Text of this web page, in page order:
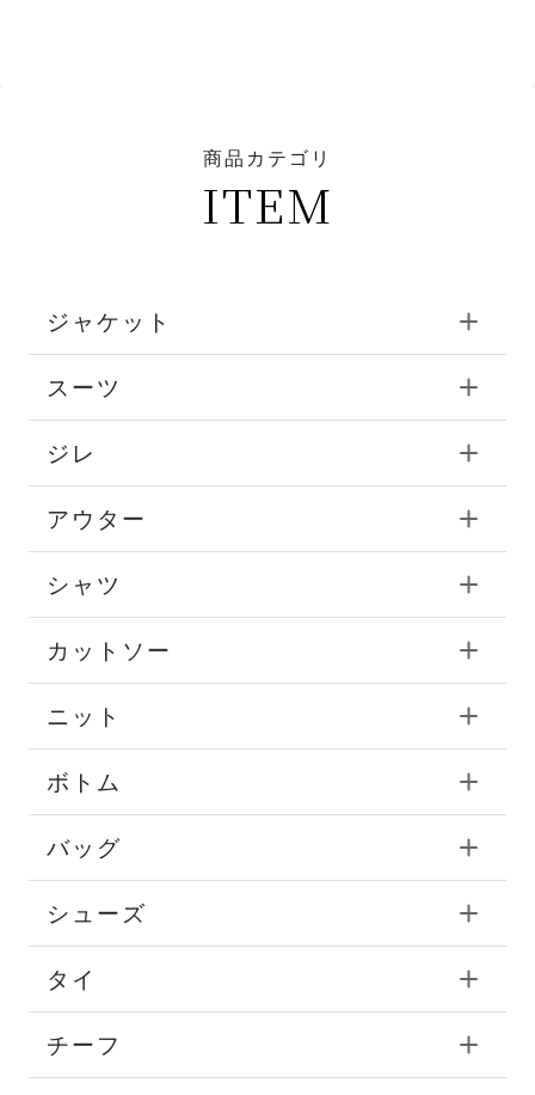
商品カテゴリ
ITEM
ジャケット
スーツ
ジレ
アウター
シャツ
カットソー
ニット
ボトム
バッグ
シューズ
タイ
チーフ